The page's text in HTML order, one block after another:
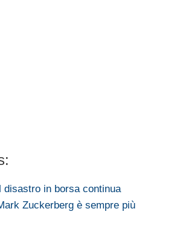
disastro in borsa continua
Zuckerberg è sempre più